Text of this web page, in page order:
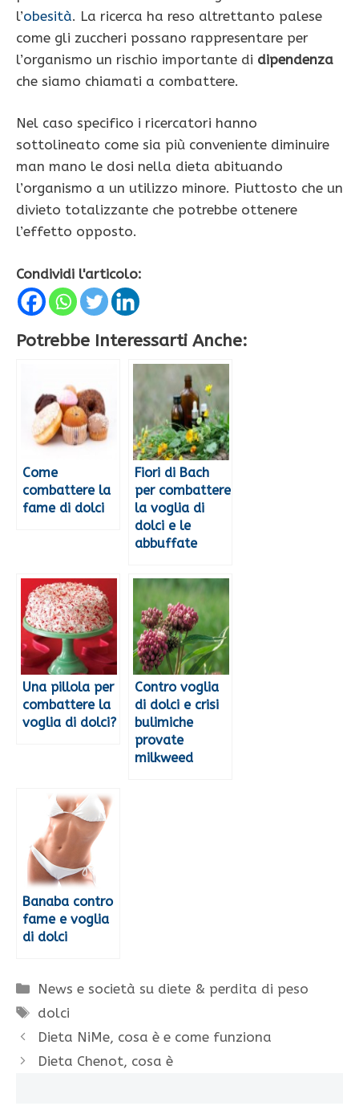
l’obesità. La ricerca ha reso altrettanto palese
come gli zuccheri possano rappresentare per
l’organismo un rischio importante di dipendenza
che siamo chiamati a combattere.
Nel caso specifico i ricercatori hanno
sottolineato come sia più conveniente diminuire
man mano le dosi nella dieta abituando
l’organismo a un utilizzo minore. Piuttosto che un
divieto totalizzante che potrebbe ottenere
l’effetto opposto.
Condividi l'articolo:
Potrebbe Interessarti Anche:
Come
combattere la
fame di dolci
Fiori di Bach
per combattere
la voglia di
dolci e le
abbuffate
Una pillola per
combattere la
voglia di dolci?
Contro voglia
di dolci e crisi
bulimiche
provate
milkweed
Banaba contro
fame e voglia
di dolci
Categorie
News e società su diete & perdita di peso
Tag
dolci
Dieta NiMe, cosa è e come funziona
Dieta Chenot, cosa è